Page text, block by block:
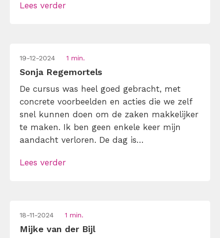
Lees verder
19-12-2024 1 min.
Sonja Regemortels
De cursus was heel goed gebracht, met
concrete voorbeelden en acties die we zelf
snel kunnen doen om de zaken makkelijker
te maken. Ik ben geen enkele keer mijn
aandacht verloren. De dag is
alle tips uit te proberen. Ik kan oprecht
Lees verder
18-11-2024 1 min.
Mijke van der Bijl